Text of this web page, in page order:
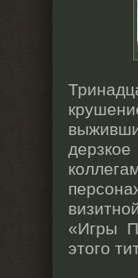
«Игры
этого